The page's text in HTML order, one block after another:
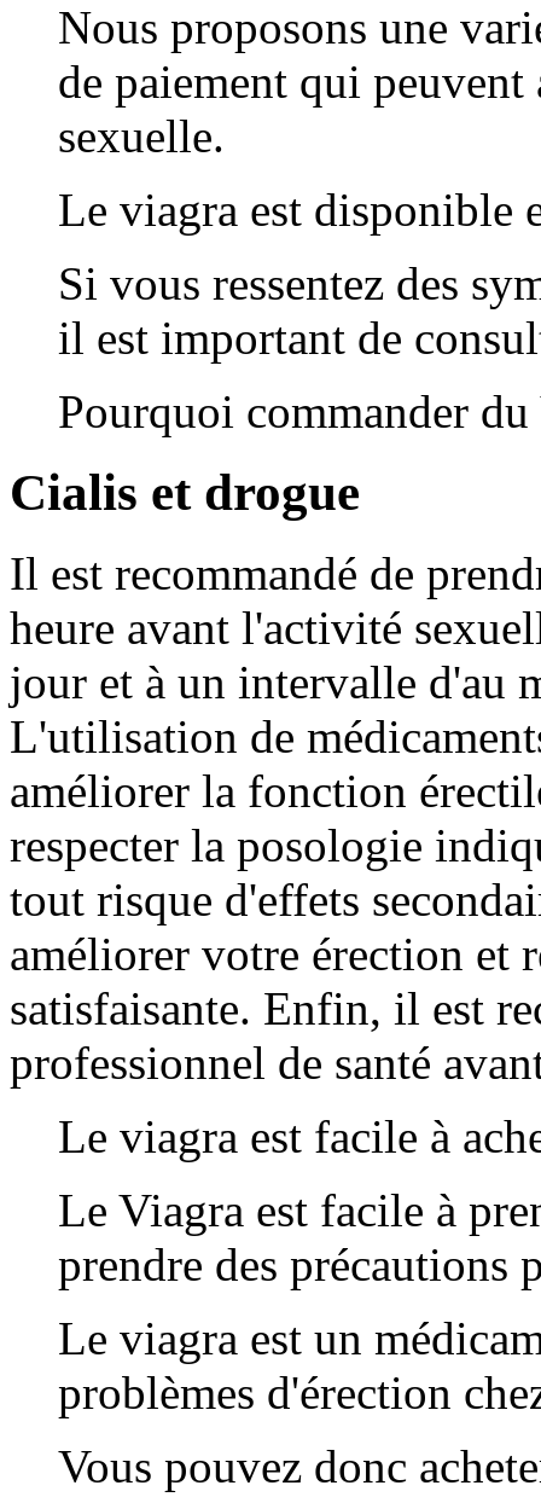
Nous proposons une
de paiement qui
sexuelle.
Le viagra est disponible
Si vous ressentez des
il est important de
Pourquoi commander
Cialis et drogue
Il est recommandé de
heure avant l'activité
jour et à un intervalle d'au
L'utilisation de
améliorer la fonction
respecter la posologie
tout risque d'effets
améliorer votre érection et
satisfaisante. Enfin, il est
professionnel de santé
Le viagra est facile à
Le Viagra est facile à
prendre des précautions
Le viagra est un
problèmes d'érection
Vous pouvez donc